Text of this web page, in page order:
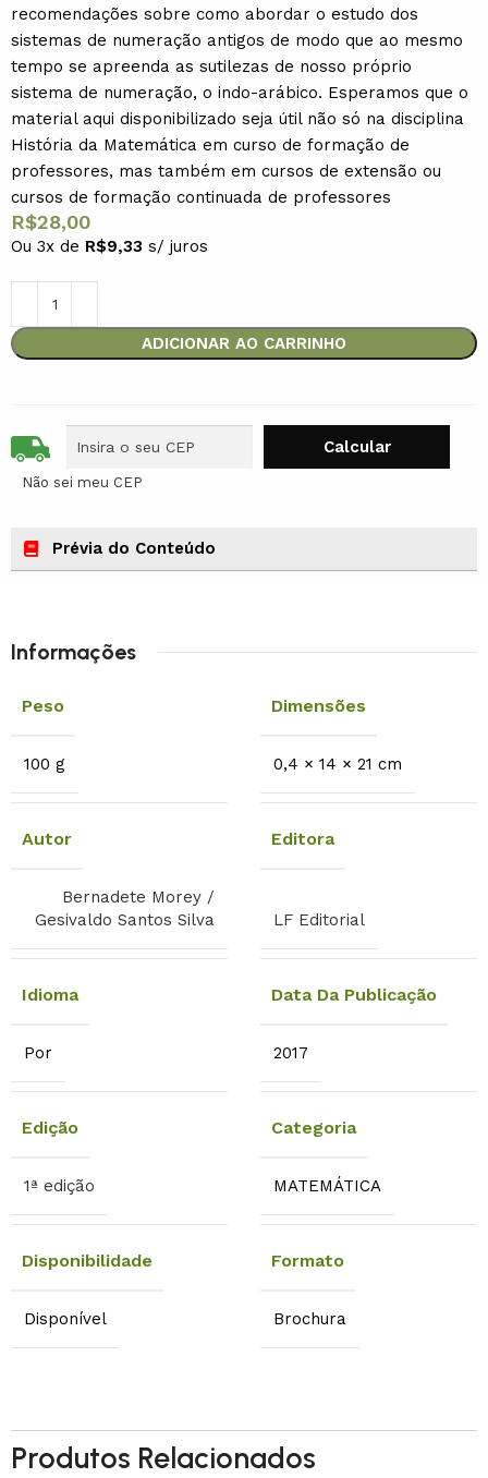
recomendações sobre como abordar o estudo dos
sistemas de numeração antigos de modo que ao mesmo
tempo se apreenda as sutilezas de nosso próprio
sistema de numeração, o indo-arábico. Esperamos que o
material aqui disponibilizado seja útil não só na disciplina
História da Matemática em curso de formação de
professores, mas também em cursos de extensão ou
cursos de formação continuada de professores
R$28,00
Ou 3x de R$9,33 s/ juros
ADICIONAR AO CARRINHO
Não sei meu CEP
Prévia do Conteúdo
Informações
Peso
100 g
Dimensões
0,4 × 14 × 21 cm
Autor
Bernadete Morey /
Gesivaldo Santos Silva
Editora
LF Editorial
Idioma
Por
Data Da Publicação
2017
Edição
1ª edição
Categoria
MATEMÁTICA
Disponibilidade
Disponível
Formato
Brochura
Produtos Relacionados